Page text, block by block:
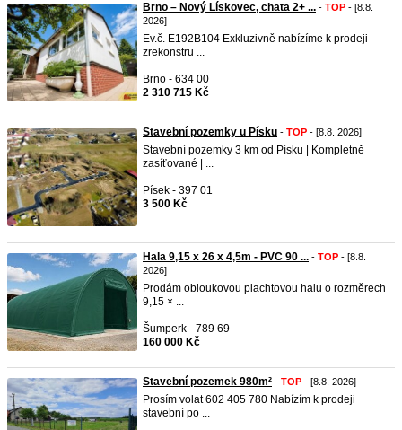
Brno – Nový Lískovec, chata 2+ ... - TOP - [8.8.
2026]
Ev.č. E192B104 Exkluzivně nabízíme k prodeji
zrekonstru ...
Brno - 634 00
2 310 715 Kč
Stavební pozemky u Písku - TOP - [8.8. 2026]
Stavební pozemky 3 km od Písku | Kompletně
zasíťované | ...
Písek - 397 01
3 500 Kč
Hala 9,15 x 26 x 4,5m - PVC 90 ... - TOP - [8.8.
2026]
Prodám obloukovou plachtovou halu o rozměrech
9,15 × ...
Šumperk - 789 69
160 000 Kč
Stavební pozemek 980m² - TOP - [8.8. 2026]
Prosím volat 602 405 780 Nabízím k prodeji
stavební po ...